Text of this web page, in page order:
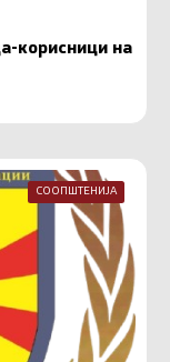
корисници на
СООПШТЕНИЈА